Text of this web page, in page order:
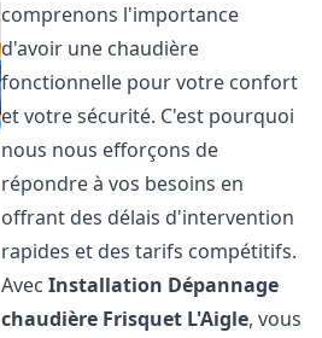
comprenons l'importance
d'avoir une chaudière
fonctionnelle pour votre confort
et votre sécurité. C'est pourquoi
nous nous efforçons de
répondre à vos besoins en
offrant des délais d'intervention
rapides et des tarifs compétitifs.
AvecInstallation Dépannage
chaudière Frisquet L'Aigle, vous